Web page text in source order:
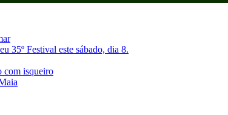
35º Festival este sábado, dia 8.
com isqueiro